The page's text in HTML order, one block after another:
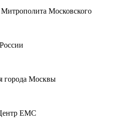
Московского
города Москвы
EMC